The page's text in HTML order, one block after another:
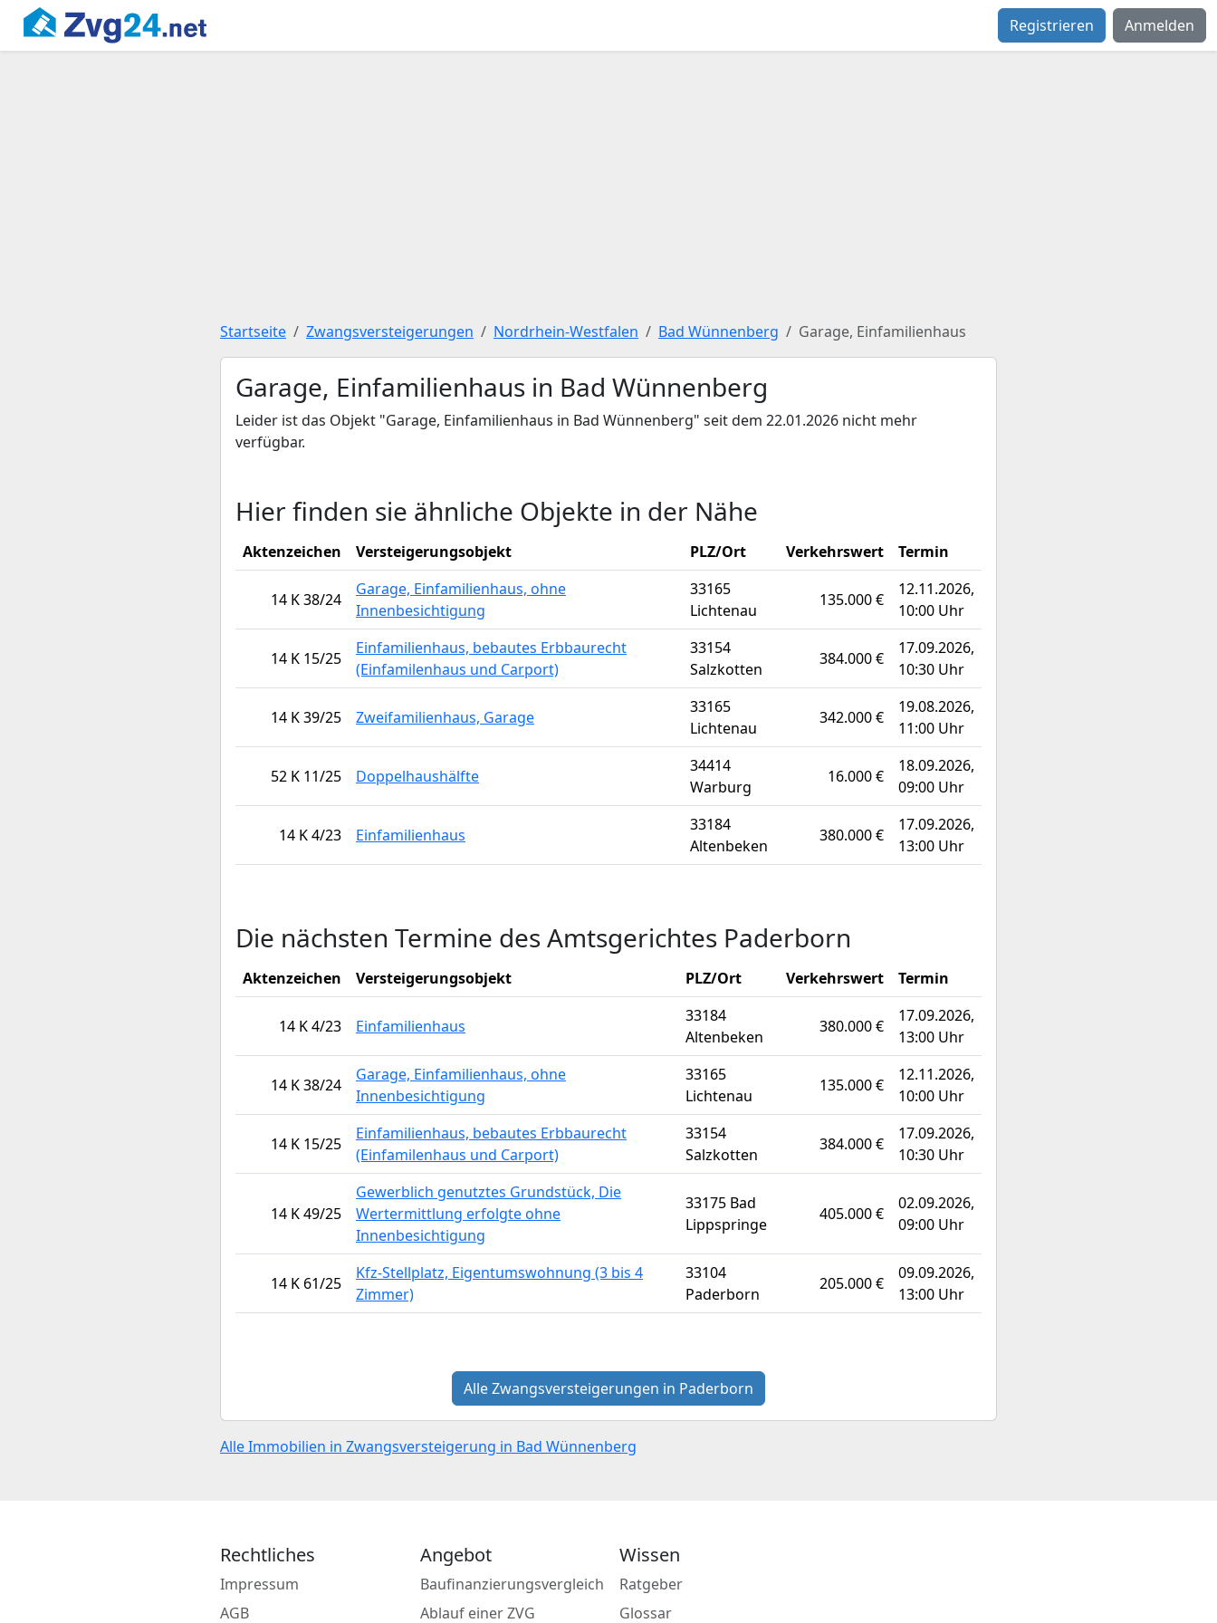
Registrieren Anmelden
Startseite Zwangsversteigerungen Nordrhein-Westfalen Bad Wünnenberg Garage, Einfamilienhaus
Garage, Einfamilienhaus in Bad Wünnenberg
Leider ist das Objekt "Garage, Einfamilienhaus in Bad Wünnenberg" seit dem 22.01.2026 nicht mehr
verfügbar.
Hier finden sie ähnliche Objekte in der Nähe
Aktenzeichen Versteigerungsobjekt PLZ/Ort Verkehrswert Termin
14 K 38/24
Garage, Einfamilienhaus, ohne
Innenbesichtigung
33165
Lichtenau
135.000 €
12.11.2026,
10:00 Uhr
14 K 15/25
Einfamilienhaus, bebautes Erbbaurecht
(Einfamilenhaus und Carport)
33154
Salzkotten
384.000 €
17.09.2026,
10:30 Uhr
14 K 39/25 Zweifamilienhaus, Garage
33165
Lichtenau
342.000 €
19.08.2026,
11:00 Uhr
52 K 11/25 Doppelhaushälfte
34414
Warburg
16.000 €
18.09.2026,
09:00 Uhr
14 K 4/23 Einfamilienhaus
33184
Altenbeken
380.000 €
17.09.2026,
13:00 Uhr
Die nächsten Termine des Amtsgerichtes Paderborn
Aktenzeichen Versteigerungsobjekt PLZ/Ort Verkehrswert Termin
14 K 4/23 Einfamilienhaus
33184
Altenbeken
380.000 €
17.09.2026,
13:00 Uhr
14 K 38/24
Garage, Einfamilienhaus, ohne
Innenbesichtigung
33165
Lichtenau
135.000 €
12.11.2026,
10:00 Uhr
14 K 15/25
Einfamilienhaus, bebautes Erbbaurecht
(Einfamilenhaus und Carport)
33154
Salzkotten
384.000 €
17.09.2026,
10:30 Uhr
14 K 49/25
Gewerblich genutztes Grundstück, Die
Wertermittlung erfolgte ohne
Innenbesichtigung
33175 Bad
Lippspringe
405.000 €
02.09.2026,
09:00 Uhr
14 K 61/25
Kfz-Stellplatz, Eigentumswohnung (3 bis 4
Zimmer)
33104
Paderborn
205.000 €
09.09.2026,
13:00 Uhr
Alle Zwangsversteigerungen in Paderborn
Alle Immobilien in Zwangsversteigerung in Bad Wünnenberg
Rechtliches
Impressum
AGB
Angebot
Baufinanzierungsvergleich
Ablauf einer ZVG
Wissen
Ratgeber
Glossar